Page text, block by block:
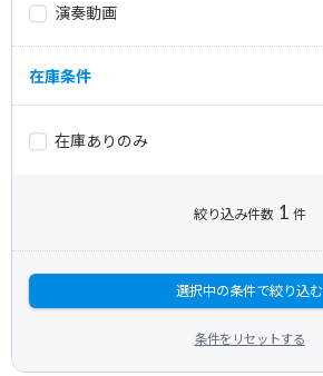
演奏動画
在庫条件
在庫ありのみ
絞り込み件数 1 件
選択中の条件で絞り込む
条件をリセットする